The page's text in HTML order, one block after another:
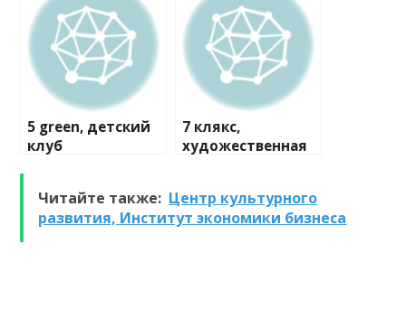
5 green, детский
клуб
7 клякс,
художественная
Читайте также: Центр культурного
развития, Институт экономики бизнеса